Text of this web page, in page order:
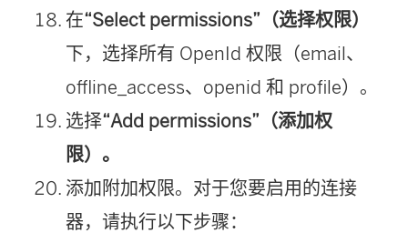
在“Select permissions”（选择权限）
下，选择所有 OpenId 权限（email、
offline_access、openid 和 profile）。
选择“Add permissions”（添加权
限）。
添加附加权限。对于您要启用的连接
器，请执行以下步骤：